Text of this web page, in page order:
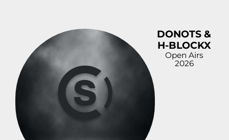
DONOTS &
H-BLOCKX
Open Airs
2026